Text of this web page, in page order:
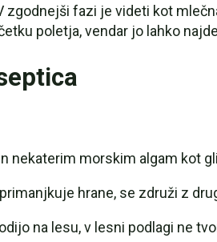
zgodnejši fazi je videti kot
poletja, vendar jo lahko
nekaterim morskim algam kot
hrane, se združi z
na lesu, v lesni podlagi ne